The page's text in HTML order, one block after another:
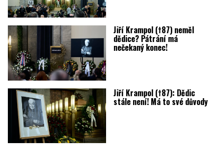
Jiří Krampol (†87) neměl
dědice? Pátrání má
nečekaný konec!
Jiří Krampol (†87): Dědic
stále není! Má to své důvody